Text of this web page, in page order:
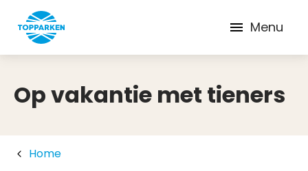
Menu
Op vakantie met tieners
Home